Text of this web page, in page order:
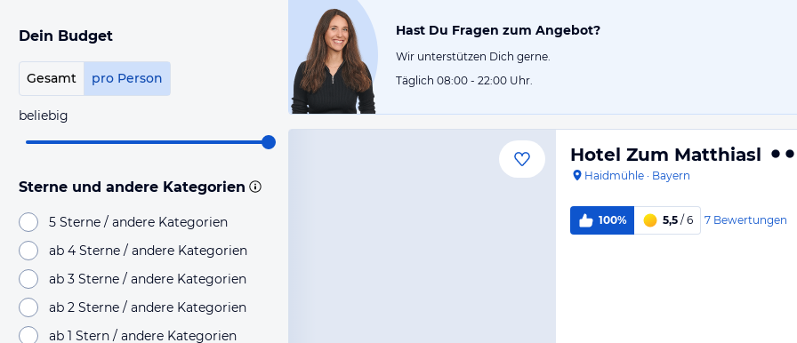
Dein Budget
Gesamt pro Person
beliebig
Sterne und andere Kategorien
5 Sterne / andere Kategorien
ab 4 Sterne / andere Kategorien
ab 3 Sterne / andere Kategorien
ab 2 Sterne / andere Kategorien
ab 1 Stern / andere Kategorien
Hast Du Fragen zum Angebot?
Wir unterstützen Dich gerne.
Täglich 08:00 - 22:00 Uhr.
Hotel Zum Matthiasl
Haidmühle · Bayern
100% 5,5 / 6 7 Bewertungen